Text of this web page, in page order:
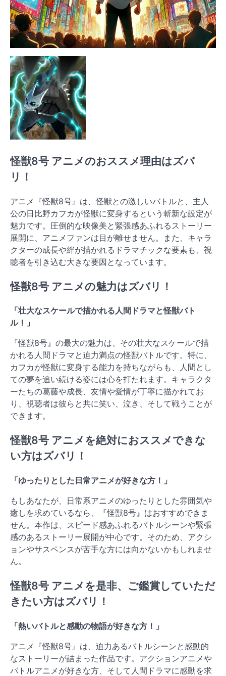
怪獣8号 アニメのおススメ理由はズバ
リ！
アニメ『怪獣8号』は、怪獣との激しいバトルと、主人
公の日比野カフカが怪獣に変身するという斬新な設定が
魅力です。圧倒的な映像美と緊張感あふれるストーリー
展開に、アニメファンは目が離せません。また、キャラ
クターの成長や絆が描かれるドラマチックな要素も、視
聴者を引き込む大きな要因となっています。
怪獣8号 アニメの魅力はズバリ！
「壮大なスケールで描かれる人間ドラマと怪獣バト
ル！」
『怪獣8号』の最大の魅力は、その壮大なスケールで描
かれる人間ドラマと迫力満点の怪獣バトルです。特に、
カフカが怪獣に変身する能力を持ちながらも、人間とし
ての夢を追い続ける姿には心を打たれます。キャラクタ
ーたちの葛藤や成長、友情や愛情が丁寧に描かれてお
り、視聴者は彼らと共に笑い、泣き、そして戦うことが
できます。
怪獣8号 アニメを絶対におススメできな
い方はズバリ！
「ゆったりとした日常アニメが好きな方！」
もしあなたが、日常系アニメのゆったりとした雰囲気や
癒しを求めているなら、『怪獣8号』はおすすめできま
せん。本作は、スピード感あふれるバトルシーンや緊張
感のあるストーリー展開が中心です。そのため、アクシ
ョンやサスペンスが苦手な方には向かないかもしれませ
ん。
怪獣8号 アニメを是非、ご鑑賞していただ
きたい方はズバリ！
「熱いバトルと感動の物語が好きな方！」
アニメ『怪獣8号』は、迫力あるバトルシーンと感動的
なストーリーが詰まった作品です。アクションアニメや
バトルアニメが好きな方、そして人間ドラマに感動を求